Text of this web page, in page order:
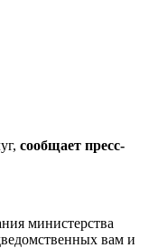
сообщает пресс-
министерства
вам и